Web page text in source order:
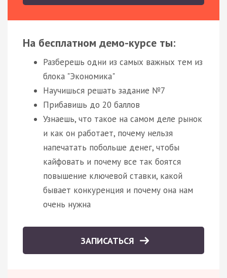
На бесплатном демо-курсе ты:
Разберешь одни из самых важных тем из
блока "Экономика"
Научишься решать задание №7
Прибавишь до 20 баллов
Узнаешь, что такое на самом деле рынок
и как он работает, почему нельзя
напечатать побольше денег, чтобы
кайфовать и почему все так боятся
повышение ключевой ставки, какой
бывает конкуренция и почему она нам
очень нужна
ЗАПИСАТЬСЯ